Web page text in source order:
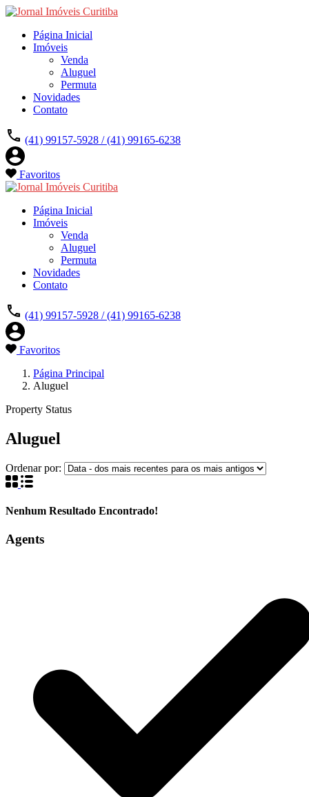
Página Inicial
Imóveis
Venda
Aluguel
Permuta
Novidades
Contato
(41) 99157-5928 / (41) 99165-6238
Favoritos
Página Inicial
Imóveis
Venda
Aluguel
Permuta
Novidades
Contato
(41) 99157-5928 / (41) 99165-6238
Favoritos
Página Principal
Aluguel
Property Status
Aluguel
Ordenar por:
Nenhum Resultado Encontrado!
Agents